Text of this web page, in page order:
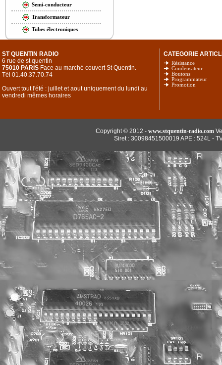
Semi-conducteur
Transformateur
Tubes électroniques
ST QUENTIN RADIO
6 rue de st quentin
75010 PARIS Face au marché couvert St Quentin.
Tél 01.40.37.70.74
Ouvert tout l'été : juillet et aout uniquement du lundi au
vendredi mêmes horaires
CATEGORIE
Résistance
Condensateur
Boutons
Programmateur
Promotion
Copyright © 2012 - www.stquentin-radio.com
Siret : 30098451500019 APE : 524L -